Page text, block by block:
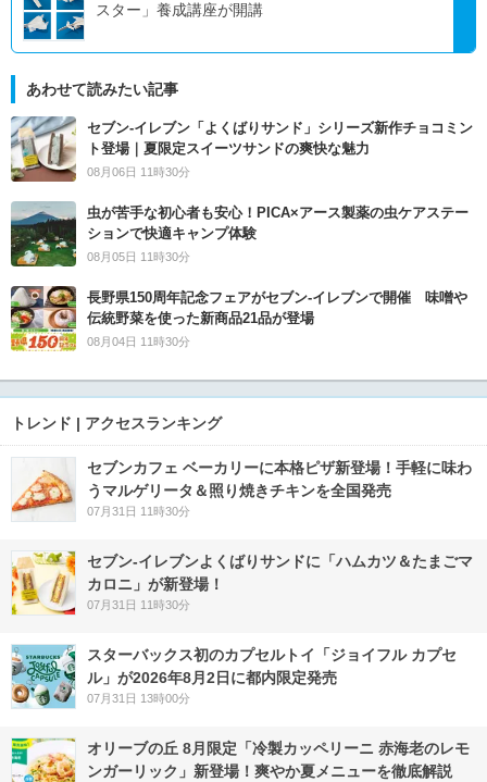
スター」養成講座が開講
あわせて読みたい記事
セブン‐イレブン「よくばりサンド」シリーズ新作チョコミン
ト登場｜夏限定スイーツサンドの爽快な魅力
08月06日 11時30分
虫が苦手な初心者も安心！PICA×アース製薬の虫ケアステー
ションで快適キャンプ体験
08月05日 11時30分
長野県150周年記念フェアがセブン-イレブンで開催 味噌や
伝統野菜を使った新商品21品が登場
08月04日 11時30分
トレンド | アクセスランキング
セブンカフェ ベーカリーに本格ピザ新登場！手軽に味わ
うマルゲリータ＆照り焼きチキンを全国発売
07月31日 11時30分
セブン‐イレブンよくばりサンドに「ハムカツ＆たまごマ
カロニ」が新登場！
07月31日 11時30分
スターバックス初のカプセルトイ「ジョイフル カプセ
ル」が2026年8月2日に都内限定発売
07月31日 13時00分
オリーブの丘 8月限定「冷製カッペリーニ 赤海老のレモ
ンガーリック」新登場！爽やか夏メニューを徹底解説